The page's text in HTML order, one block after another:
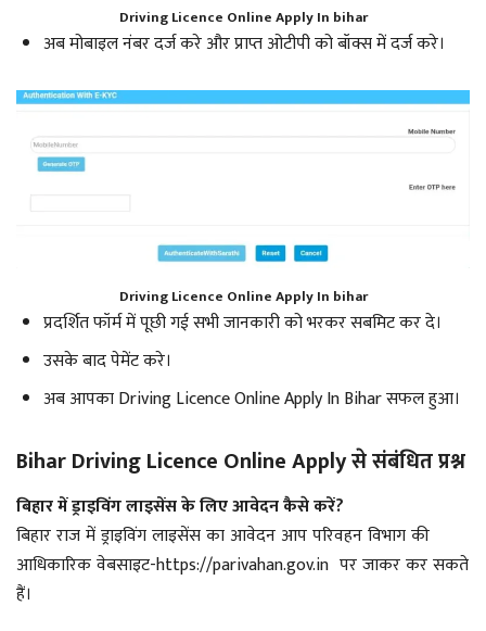
Driving Licence Online Apply In bihar
अब मोबाइल नंबर दर्ज करे और प्राप्त ओटीपी को बॉक्स में दर्ज करे।
Driving Licence Online Apply In bihar
प्रदर्शित फॉर्म में पूछी गई सभी जानकारी को भरकर सबमिट कर दे।
उसके बाद पेमेंट करे।
अब आपका Driving Licence Online Apply In Bihar सफल हुआ।
Bihar Driving Licence Online Apply से संबंधित प्रश्न
बिहार में ड्राइविंग लाइसेंस के लिए आवेदन कैसे करें?
बिहार राज में ड्राइविंग लाइसेंस का आवेदन आप परिवहन विभाग की
आधिकारिक वेबसाइट-https://parivahan.gov.in पर जाकर कर सकते
हैं।